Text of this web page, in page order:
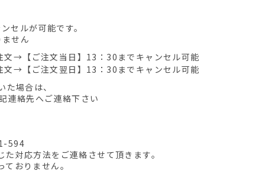
セルが可能です。
せん
文→【ご注文当日】13：30までキャンセル可能
文→【ご注文翌日】13：30までキャンセル可能
た場合は、
連絡先へご連絡下さい
594
対応方法をご連絡させて頂きます。
おりません。